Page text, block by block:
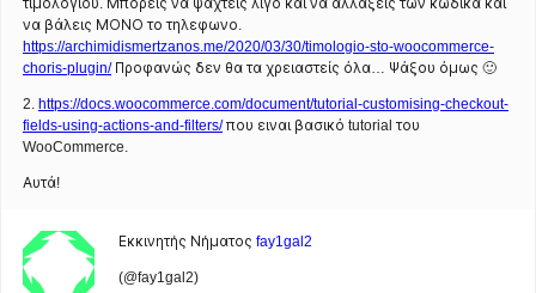
τιμολογίου. Μπορείς να ψαχτείς λίγο και να αλλάξεις των κώδικα και
να βάλεις ΜΟΝΟ το τηλεφωνο.
https://archimidismertzanos.me/2020/03/30/timologio-sto-woocommerce-
choris-plugin/Προφανώς δεν θα τα χρειαστείς όλα… Ψάξου όμως 🙂
2. https://docs.woocommerce.com/document/tutorial-customising-checkout-
fields-using-actions-and-filters/που ειναι βασικό tutorial του
WooCommerce.
Αυτά!
Εκκινητής Νήματος fay1gal2
(@fay1gal2)